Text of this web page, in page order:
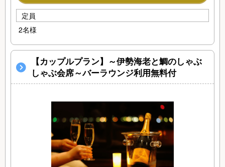
定員
2名様
【カップルプラン】～伊勢海老と鯛のしゃぶ
しゃぶ会席～バーラウンジ利用無料付